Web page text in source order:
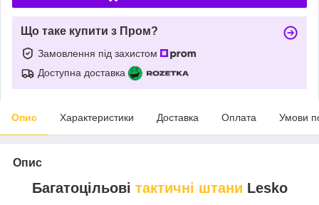
Що таке купити з Пром?
Замовлення під захистом
Доступна доставка
Опис Характеристики Доставка Оплата Умови
Опис
Багатоцільові тактичні штани Lesko